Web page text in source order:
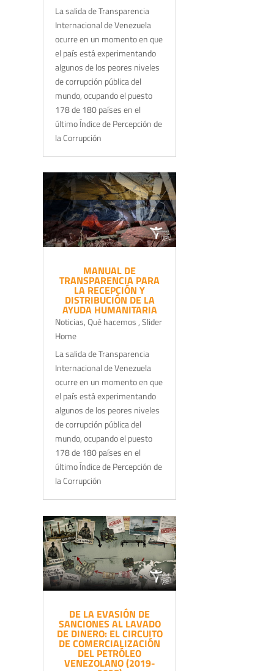
La salida de Transparencia
Internacional de Venezuela
ocurre en un momento en que
el país está experimentando
algunos de los peores niveles
de corrupción pública del
mundo, ocupando el puesto
178 de 180 países en el
último Índice de Percepción de
la Corrupción
MANUAL DE
TRANSPARENCIA PARA
LA RECEPCIÓN Y
DISTRIBUCIÓN DE LA
AYUDA HUMANITARIA
Noticias,Qué hacemos,Slider
Home
La salida de Transparencia
Internacional de Venezuela
ocurre en un momento en que
el país está experimentando
algunos de los peores niveles
de corrupción pública del
mundo, ocupando el puesto
178 de 180 países en el
último Índice de Percepción de
la Corrupción
DE LA EVASIÓN DE
SANCIONES AL LAVADO
DE DINERO: EL CIRCUITO
DE COMERCIALIZACIÓN
DEL PETRÓLEO
VENEZOLANO (2019-